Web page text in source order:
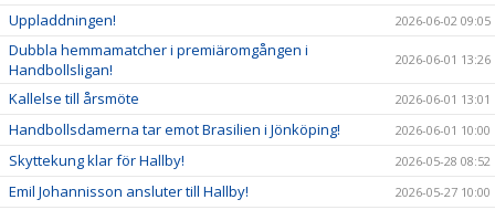
Uppladdningen! 2026-06-02 09:05
Dubbla hemmamatcher i premiäromgången i
Handbollsligan!
2026-06-01 13:26
Kallelse till årsmöte 2026-06-01 13:01
Handbollsdamerna tar emot Brasilien i Jönköping! 2026-06-01 10:00
Skyttekung klar för Hallby! 2026-05-28 08:52
Emil Johannisson ansluter till Hallby! 2026-05-27 10:00